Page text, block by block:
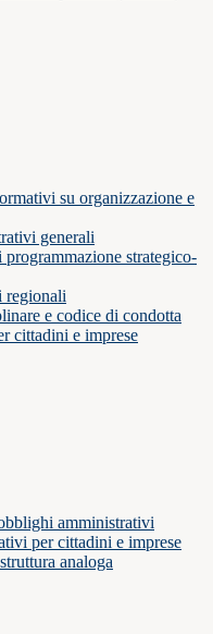
su organizzazione e
generali
strategico-
regionali
e codice di condotta
cittadini e imprese
amministrativi
per cittadini e imprese
analoga